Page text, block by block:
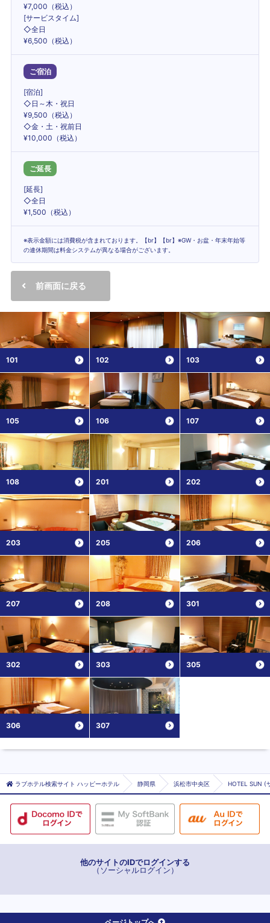
¥7,000（税込）
[サービスタイム]
◇全日
¥6,500（税込）
ご宿泊
[宿泊]
◇日～木・祝日
¥9,500（税込）
◇金・土・祝前日
¥10,000（税込）
ご延長
[延長]
◇全日
¥1,500（税込）
※表示金額には消費税が含まれております。【br】【br】※GW・お盆・年末年始等
の連休期間は料金システムが異なる場合がございます。
前画面に戻る
101 102 103
105 106 107
108 201 202
203 205 206
207 208 301
302 303 305
306 307
ラブホテル検索サイト ハッピーホテル 静岡県 浜松市中央区 HOTEL SUN (
他のサイトのIDでログインする
（ソーシャルログイン）